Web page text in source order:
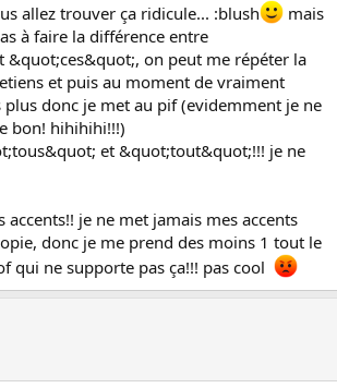
allez trouver ça ridicule... :blush
mais
à faire la différence entre
&quot;ces&quot;, on peut me répéter la
et puis au moment de vraiment
plus donc je met au pif (evidemment je ne
bon! hihihihi!!!)
et &quot;tout&quot;!!! je ne
je ne met jamais mes accents
donc je me prend des moins 1 tout le
qui ne supporte pas ça!!! pas cool